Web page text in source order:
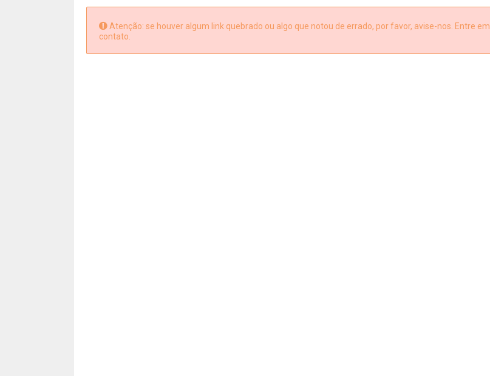
Atenção: se houver algum link quebrado ou algo que notou de errado, por favor, avise-nos. Entre em
contato.